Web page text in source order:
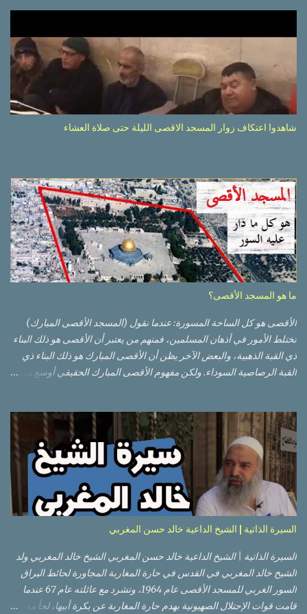
شاهدوا اعتكاف زوار المسجد الاقصى الليلة حتى صلاة العشاء
ما هو المسجد الأقصى؟
الأقصى هو كل الساحة المسورة: عندما نقول (المسجد الأقصى المبارك)
تختلط الأمور في أذهان المسلمين، فمنهم من يعتبر أن الأقصى هو ذلك البناء
ذي القبة الذهبية، والبعض الآخر يظن أن الأقصى المبارك هو ذلك البناء ذي
القبة الرصاصية السوداء. ولكن مفهوم الأقصى المبارك الحقيقي أوسع من
تلة في الزاوية الجنوبية الشرقية من مدينة القدس القديمة المسورة (البلدة
القديمة) والتي تقع في شرقي القدس فيالضفة الغربية. والمسجد الأقصى له
سور أيضاً وهو على شكل مضلع غير منتظم مساحته حوالي 144 دونم (144
كم متر مربع). المسجد الأقصى على تلة حارات البلدة القديمة – القدس
العتيقة كما هي اليوم يشمل المسجد الأقصى: قبة الصخرة المشرفة، (ذات
القبة الذهبية) والموجودة في موقع القلب بالنسبة للمسجد الأقصى
(ويستخدم الآن كمصلى للنساء يوم الجمعة). المصلى القِبلِي (المسجد
الجنوبي أو مبنى المسجد الأقصى)، ذي القبة الرصاصية السوداء، والواقع أ...
السيرة الذاتية | الشيخ الداعية خالد حسن المغربي
السيرة الذاتية | الشيخ الداعية خالد حسن المغربي الشيخ خالد المغربي ولد
الشيخ خالد المغربي في القدس في حارة المغاربة المجاورة لحائط البراق
السور الغربي للمسجد الأقصى عام 1964، وتشرد مع عائلته عام 67 عندما
قامت قوات الإحتلال الصهيونية بهدم حارة المغاربة عن بكرة أبيها، لجأ معهم